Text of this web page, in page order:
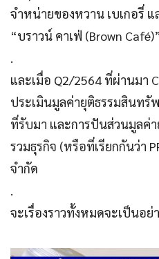
จำหน่ายของหวาน เบเกอรี่
“บราวน์ คาเฟ่ (Brown
.
และเมื่อ Q2/2564 ที่ผ่านมา
ประเมินมูลค่ายุติธรรมสินท
ที่รับมา และการปันส่วนมูลค่
รวมธุรกิจ (หรือที่เรียกกันว่า
จำกัด
.
จะเรื่องราวทั้งหมดจะเป็นอ